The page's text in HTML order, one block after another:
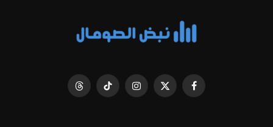
فيسبوك X
الانستغرامتيكتوك Threads